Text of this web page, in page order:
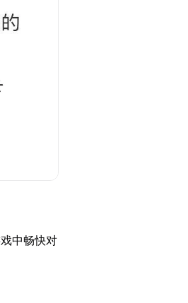
中畅快对